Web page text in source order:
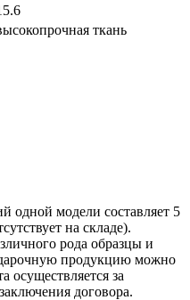
ткань
одной модели составляет 5
на складе).
рода образцы и
продукцию можно
осуществляется за
договора.